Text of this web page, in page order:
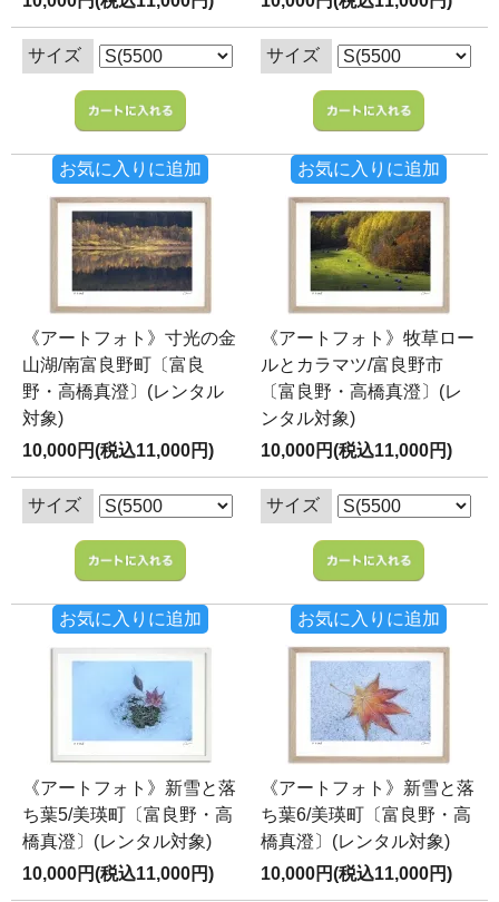
サイズ
お気に入りに追加
サイズ
お気に入りに追加
《アートフォト》寸光の金
山湖/南富良野町〔富良
野・高橋真澄〕(レンタル
対象)
10,000円(税込11,000円)
サイズ
お気に入りに追加
《アートフォト》牧草ロー
ルとカラマツ/富良野市
〔富良野・高橋真澄〕(レ
ンタル対象)
10,000円(税込11,000円)
サイズ
お気に入りに追加
《アートフォト》新雪と落
ち葉5/美瑛町〔富良野・高
橋真澄〕(レンタル対象)
10,000円(税込11,000円)
《アートフォト》新雪と落
ち葉6/美瑛町〔富良野・高
橋真澄〕(レンタル対象)
10,000円(税込11,000円)